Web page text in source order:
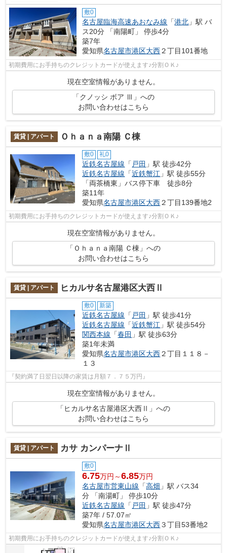
敷0
名古屋臨海高速あおなみ線 「港北 」駅 バ
ス20分 「南陽町」 停歩4分
築7年
愛知県名古屋市港区大西２丁目101番地
初期費用にお手持ちのクレジットカードが使えます♪分割ＯＫ♪
現在空室情報がありません。
「クノッシ ボア Ⅲ」への
お問い合わせはこちら
賃貸 | アパート Ｏｈａｎａ南陽 Ｃ棟
敷0 礼0
近鉄名古屋線 「 戸田 」駅 徒歩42分
近鉄名古屋線 「近鉄蟹江 」駅 徒歩55分
「両茶橋東」バス停下車 徒歩8分
築11年
愛知県名古屋市港区大西２丁目139番地2
初期費用にお手持ちのクレジットカードが使えます♪分割ＯＫ♪
現在空室情報がありません。
「Ｏｈａｎａ南陽 Ｃ棟」への
お問い合わせはこちら
賃貸 | アパート ヒカルサ名古屋港区大西Ⅱ
敷0 新築
近鉄名古屋線 「 戸田 」駅 徒歩41分
近鉄名古屋線 「近鉄蟹江 」駅 徒歩54分
関西本線 「春田 」駅 徒歩63分
築1年未満
愛知県名古屋市港区大西２丁目１１８－
１３
『契約満了日翌日以降の家賃は月額７．７５万円』
現在空室情報がありません。
「ヒカルサ名古屋港区大西Ⅱ」への
お問い合わせはこちら
賃貸 | アパート カサ カンパーナⅡ
敷0
6.75万円～6.85万円
名古屋市営東山線 「高畑 」駅 バス34
分 「南湯町」 停歩10分
近鉄名古屋線 「 戸田 」駅 徒歩47分
築7年 / 57.07㎡
愛知県名古屋市港区大西３丁目53番地2
初期費用にお手持ちのクレジットカードが使えます♪分割ＯＫ♪